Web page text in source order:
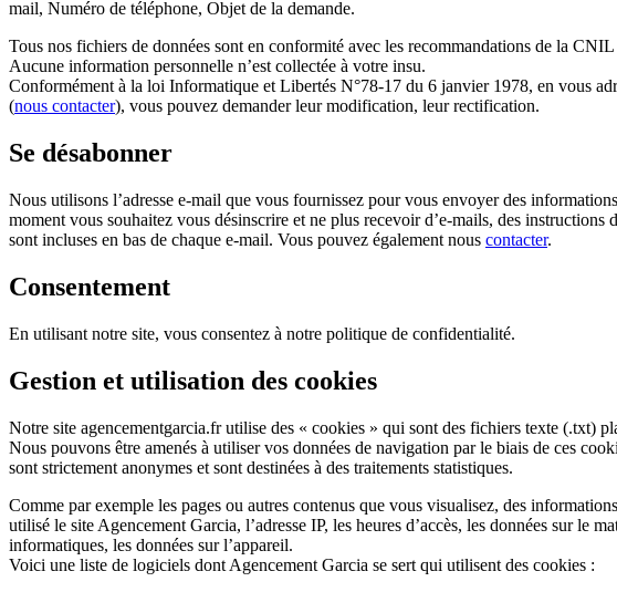
mail, Numéro de téléphone, Objet de la demande.
Tous nos fichiers de données sont en conformité avec les recommandations de la
Aucune information personnelle n’est collectée à votre insu.
Conformément à la loi Informatique et Libertés N°78-17 du 6 janvier 1978, en vous
(nous contacter), vous pouvez demander leur modification, leur rectification.
Se désabonner
Nous utilisons l’adresse e-mail que vous fournissez pour vous envoyer des
moment vous souhaitez vous désinscrire et ne plus recevoir d’e-mails, des instructions
sont incluses en bas de chaque e-mail. Vous pouvez également nous contacter.
Consentement
En utilisant notre site, vous consentez à notre politique de confidentialité.
Gestion et utilisation des cookies
Notre site agencementgarcia.fr utilise des « cookies » qui sont des fichiers texte (.txt)
Nous pouvons être amenés à utiliser vos données de navigation par le biais de ces
sont strictement anonymes et sont destinées à des traitements statistiques.
Comme par exemple les pages ou autres contenus que vous visualisez, des
utilisé le site Agencement Garcia, l’adresse IP, les heures d’accès, les données sur le
informatiques, les données sur l’appareil.
Voici une liste de logiciels dont Agencement Garcia se sert qui utilisent des cookies :